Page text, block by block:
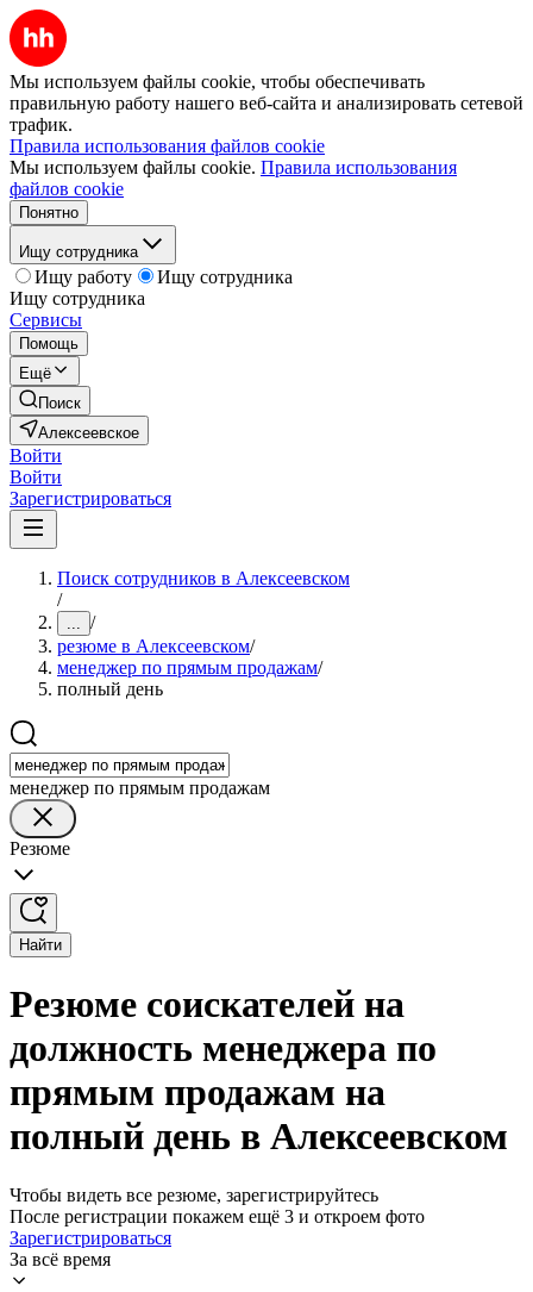
Мы используем файлы cookie, чтобы обеспечивать
правильную работу нашего веб-сайта и анализировать сетевой
трафик.
Правила использования файлов cookie
Мы используем файлы cookie. Правила использования
файлов cookie
Понятно
Ищу сотрудника
Ищу работу
Ищу сотрудника
Ищу сотрудника
Сервисы
Помощь
Ещё
Поиск
Алексеевское
Войти
Войти
Зарегистрироваться
Поиск сотрудников в Алексеевском
/
... /
резюме в Алексеевском/
менеджер по прямым продажам/
полный день
менеджер по прямым продажам
Резюме
Найти
Резюме соискателей на
должность менеджера по
прямым продажам на
полный день в Алексеевском
Чтобы видеть все резюме, зарегистрируйтесь
После регистрации покажем ещё 3 и откроем фото
Зарегистрироваться
За всё время